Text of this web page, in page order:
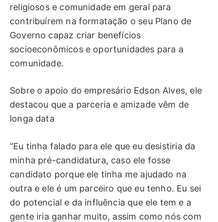
religiosos e comunidade em geral para
contribuírem na formatação o seu Plano de
Governo capaz criar benefícios
socioeconômicos e oportunidades para a
comunidade.
Sobre o apoio do empresário Edson Alves, ele
destacou que a parceria e amizade vêm de
longa data
“Eu tinha falado para ele que eu desistiria da
minha pré-candidatura, caso ele fosse
candidato porque ele tinha me ajudado na
outra e ele é um parceiro que eu tenho. Eu sei
do potencial e da influência que ele tem e a
gente iria ganhar muito, assim como nós com